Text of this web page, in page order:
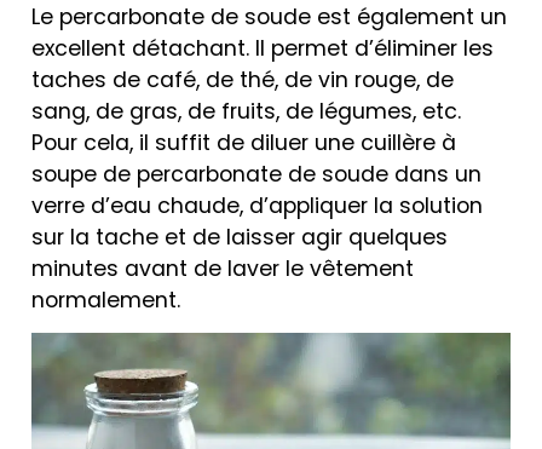
Le percarbonate de soude est également un
excellent détachant. Il permet d’éliminer les
taches de café, de thé, de vin rouge, de
sang, de gras, de fruits, de légumes, etc.
Pour cela, il suffit de diluer une cuillère à
soupe de percarbonate de soude dans un
verre d’eau chaude, d’appliquer la solution
sur la tache et de laisser agir quelques
minutes avant de laver le vêtement
normalement.